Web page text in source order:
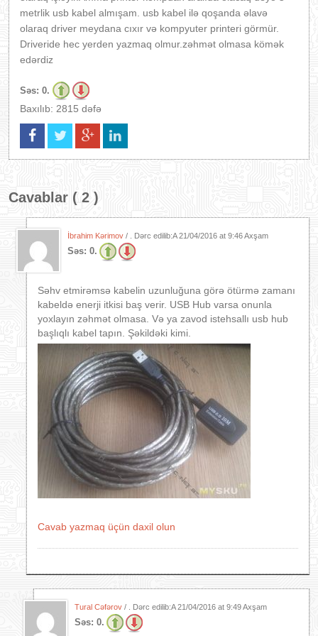
metrlik usb kabel almışam. usb kabel ilə qoşanda əlavə
olaraq driver meydana cıxır və kompyuter printeri görmür.
Driveride hec yerden yazmaq olmur.zəhmət olmasa kömək
edərdiz
Səs: 0.
Baxılıb: 2815 dəfə
Cavablar ( 2 )
İbrahim Kərimov / . Dərc edilib:A21/04/2016 at 9:46 Axşam
Səs: 0.
Səhv etmirəmsə kabelin uzunluğuna görə ötürmə zamanı
kabeldə enerji itkisi baş verir. USB Hub varsa onunla
yoxlayın zəhmət olmasa. Və ya zavod istehsallı usb hub
başlıqlı kabel tapın. Şəkildəki kimi.
Cavab yazmaq üçün daxil olun
Tural Cəfərov / . Dərc edilib:A21/04/2016 at 9:49 Axşam
Səs: 0.